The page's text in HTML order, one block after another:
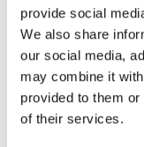
provide social
We also share
our social media,
may combine it
provided to them
of their services.
Teknik Doküman